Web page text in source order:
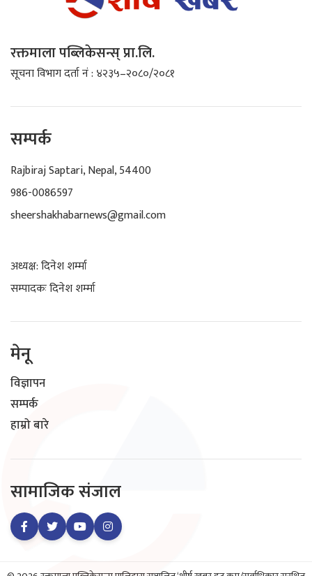
रक्तमाला पब्लिकेसन्स् प्रा.लि.
सूचना विभाग दर्ता नं : ४२३५–२०८०/२०८१
सम्पर्क
Rajbiraj Saptari, Nepal, 54400
986-0086597
sheershakhabarnews@gmail.com
अध्यक्ष: दिनेश शर्म्मा
सम्पादकः दिनेश शर्म्मा
मेनू
विज्ञापन
सम्पर्क
हाम्रो बारे
सामाजिक संजाल